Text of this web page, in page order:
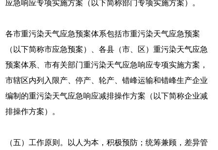
应急响应专项实施方案（以下简称部门专项实施方案）。
各市重污染天气应急预案体系包括市重污染天气应急预案
（以下简称市应急预案）、各县（市、区）重污染天气应急
预案体系、市有关部门重污染天气应急响应专项实施方案，
市辖区内列入限产、停产、轮产、错峰运输和错峰生产企业
编制的重污染天气应急响应减排操作方案（以下简称企业减
排操作方案）。
（五）工作原则。以人为本，积极预防；统筹兼顾，差异管